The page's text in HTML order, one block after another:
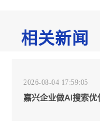
相关新闻
2026-08-04 17:59:05
嘉兴企业做AI搜索